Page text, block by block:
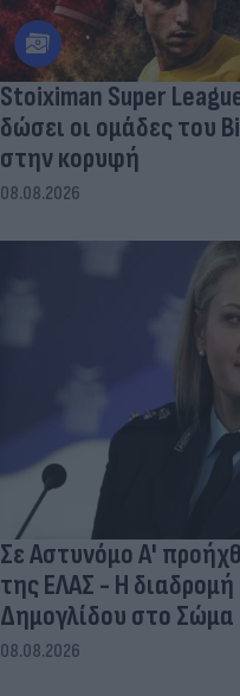
Stoiximan Super
δώσει οι ομάδες του
στην κορυφή
08.08.2026
Σε Αστυνόμο Α'
της ΕΛΑΣ - Η
Δημογλίδου στο Σώμα
08.08.2026